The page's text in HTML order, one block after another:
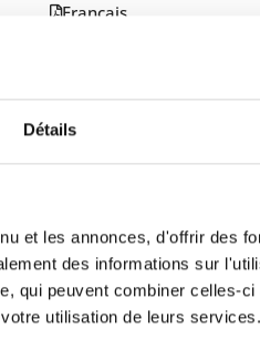
Détails
et les annonces, d'offrir des
des informations sur
qui peuvent combiner celles-
utilisation de leurs services.
Français
Español
Nederlands
Portugués